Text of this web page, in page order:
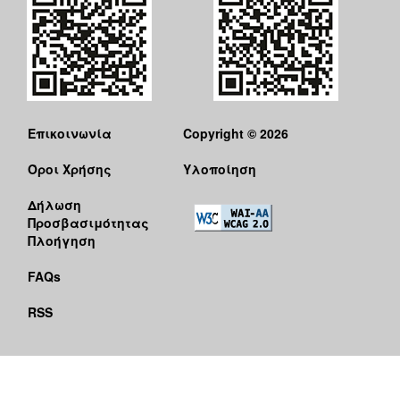
Επικοινωνία
Όροι Χρήσης
Δήλωση
Προσβασιμότητας
Πλοήγηση
FAQs
RSS
Copyright © 2026
Υλοποίηση